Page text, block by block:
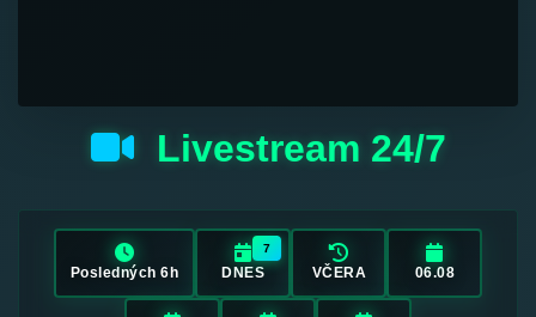
Livestream 24/7
Posledných 6h DNES
7
VČERA 06.08